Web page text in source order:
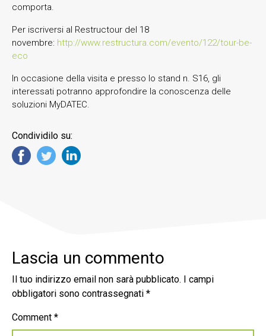
comporta.
Per iscriversi al Restructour del 18
novembre: http://www.restructura.com/evento/122/tour-be-
eco
In occasione della visita e presso lo stand n. S16, gli
interessati potranno approfondire la conoscenza delle
soluzioni MyDATEC.
Condividilo su:
Lascia un commento
Il tuo indirizzo email non sarà pubblicato.
I campi
obbligatori sono contrassegnati *
Comment *